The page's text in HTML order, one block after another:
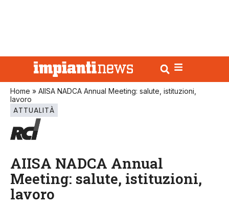
Home » AIISA NADCA Annual Meeting: salute, istituzioni,
lavoro
ATTUALITÀ
AIISA NADCA Annual
Meeting: salute, istituzioni,
lavoro